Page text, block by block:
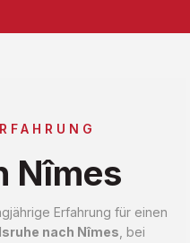
Nîmes
Erfahrung für einen
nach Nîmes , bei